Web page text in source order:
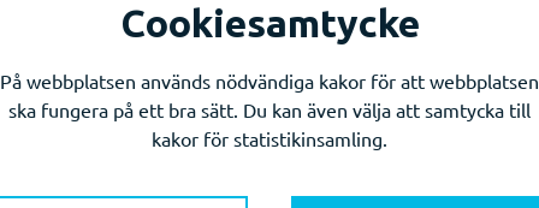
Cookiesamtycke
På webbplatsen används nödvändiga kakor för att webbplatsen
ska fungera på ett bra sätt. Du kan även välja att samtycka till
kakor för statistikinsamling.